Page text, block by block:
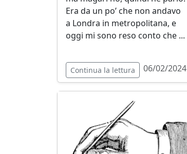
Era da un po’ che non andavo
a Londra in metropolitana, e
oggi mi sono reso conto che ...
Continua la lettura 06/02/2024